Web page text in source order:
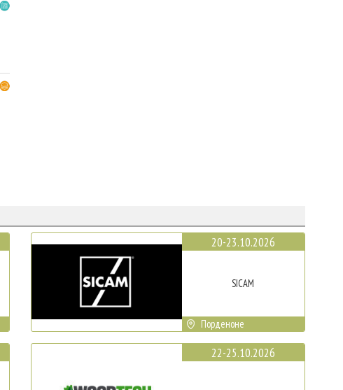
20-23.10.2026
SICAM
Порденоне
22-25.10.2026